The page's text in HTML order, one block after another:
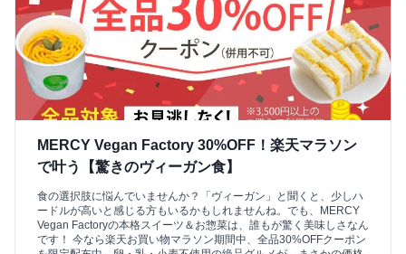
MERCY Vegan Factory 30%OFF！楽天マラソン
で叶う【驚きのヴィーガン食】
食の選択肢に悩んでいませんか？「ヴィーガン」と聞くと、少しハ
ードルが高いと感じる方もいるかもしれませんね。でも、MERCY
Vegan Factoryの本格スイーツ＆お惣菜は、誰もが驚く美味しさなん
です！ 今なら楽天お買い物マラソン期間中、全品30%OFFクーポン